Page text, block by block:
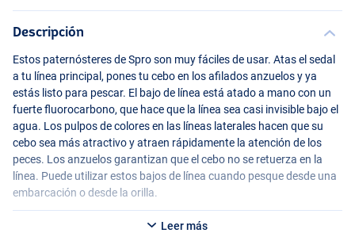
Descripción
Estos paternósteres de Spro son muy fáciles de usar. Atas el sedal
a tu línea principal, pones tu cebo en los afilados anzuelos y ya
estás listo para pescar. El bajo de línea está atado a mano con un
fuerte fluorocarbono, que hace que la línea sea casi invisible bajo el
agua. Los pulpos de colores en las líneas laterales hacen que su
cebo sea más atractivo y atraen rápidamente la atención de los
peces. Los anzuelos garantizan que el cebo no se retuerza en la
línea. Puede utilizar estos bajos de línea cuando pesque desde una
embarcación o desde la orilla.
Leer más